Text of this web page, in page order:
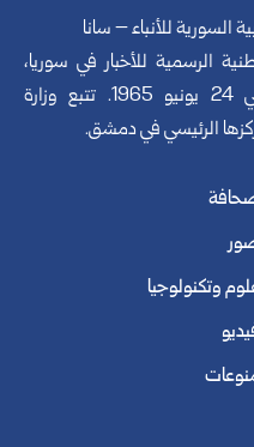
السورية للأنباء – سانا
الرسمية للأخبار في سوريا،
تأسست في 24 يونيو 1965. تتبع وزارة
الرئيسي في دمشق.
وتكنولوجيا